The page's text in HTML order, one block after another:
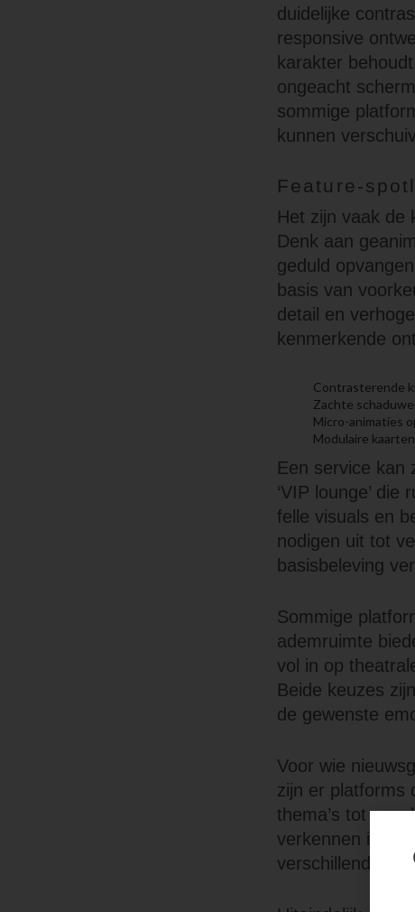
duidelijke
responsive
karakter
ongeacht
sommige
kunnen
Feature-
Het zijn vaak de
Denk aan
geduld
basis van
detail en
kenmerkende
Contrasterende
Zachte
Micro-animaties
Modulaire
Een service kan
‘VIP lounge’
felle visuals en
nodigen uit tot
basisbeleving
Sommige
ademruimte
vol in op
Beide keuzes
de gewenste
Voor wie
zijn er platforms
thema’s tot
verkennen is
verschillende